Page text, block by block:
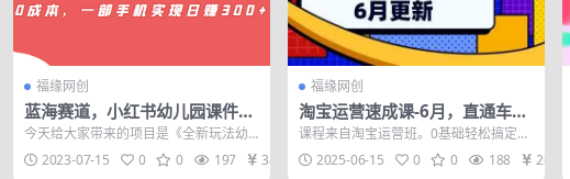
福缘网创
蓝海赛道，小红书幼儿园课件资
源，0成本，一部手机实现日赚3
00+
今天给大家带来的项目是《全新玩法幼
儿园课件项目，0成本虚拟资源变现，日
入300+...
2023-07-15 0 0 197 38
福缘网创
淘宝运营速成课-6月，直通车六
维玩法，引力魔方实操，三阶搜
索爆破技术
课程来自淘宝运营班。0基础轻松搞定淘
系运营，不做假把式。10大核心模块分
解淘宝运...
2025-06-15 0 0 188 26